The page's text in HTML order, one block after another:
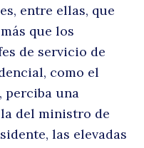
entre ellas, que
que los
de servicio de
como el
perciba una
del ministro de
las elevadas